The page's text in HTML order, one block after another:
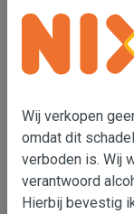
Bruno Andreu 0%
Chardonnay
€ 8,25 € 8,95
Wij verkopen
omdat dit
verboden is. Wij
verantwoord
Hierbij bevestig